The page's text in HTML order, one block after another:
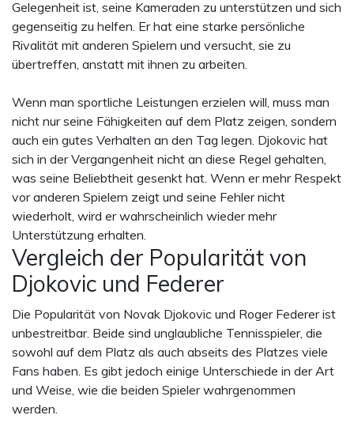
Gelegenheit ist, seine Kameraden zu unterstützen und sich
gegenseitig zu helfen. Er hat eine starke persönliche
Rivalität mit anderen Spielern und versucht, sie zu
übertreffen, anstatt mit ihnen zu arbeiten.
Wenn man sportliche Leistungen erzielen will, muss man
nicht nur seine Fähigkeiten auf dem Platz zeigen, sondern
auch ein gutes Verhalten an den Tag legen. Djokovic hat
sich in der Vergangenheit nicht an diese Regel gehalten,
was seine Beliebtheit gesenkt hat. Wenn er mehr Respekt
vor anderen Spielern zeigt und seine Fehler nicht
wiederholt, wird er wahrscheinlich wieder mehr
Unterstützung erhalten.
Vergleich der Popularität von
Djokovic und Federer
Die Popularität von Novak Djokovic und Roger Federer ist
unbestreitbar. Beide sind unglaubliche Tennisspieler, die
sowohl auf dem Platz als auch abseits des Platzes viele
Fans haben. Es gibt jedoch einige Unterschiede in der Art
und Weise, wie die beiden Spieler wahrgenommen
werden.